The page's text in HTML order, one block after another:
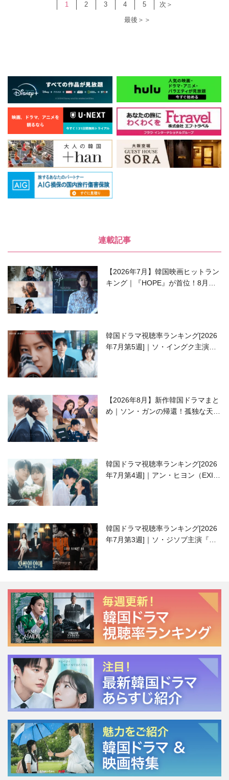
1 2 3 4 5
次＞
最後＞＞
連載記事
【2026年7月】韓国映画ヒットラン
キング｜『HOPE』が首位！8月公
韓国ドラマ視聴率ランキング[2026
年7月第5週]｜ソ・イングク主演の
【2026年8月】新作韓国ドラマまと
め｜ソン・ガンの帰還！孤独な天才
韓国ドラマ視聴率ランキング[2026
年7月第4週]｜アン・ヒヨン（EXID
韓国ドラマ視聴率ランキング[2026
年7月第3週]｜ソ・ジソブ主演『エ